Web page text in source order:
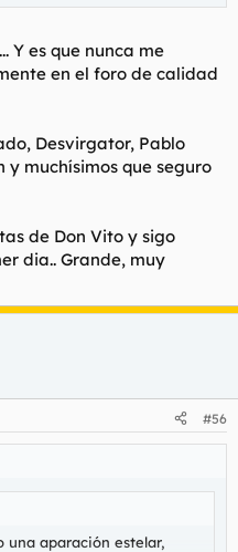
Y es que nunca me
en el foro de calidad
Desvirgator, Pablo
y muchísimos que seguro
de Don Vito y sigo
dia.. Grande, muy
#56
una aparación estelar,